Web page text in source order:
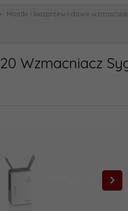
Mostki i bezprzewodowe
Wzmacniacz